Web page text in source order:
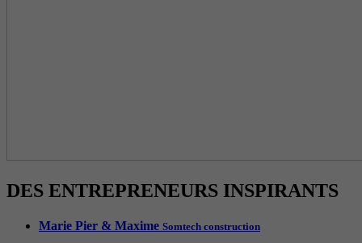
DES ENTREPRENEURS INSPIRANTS
Marie Pier & Maxime Somtech construction